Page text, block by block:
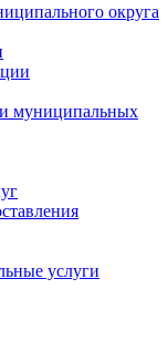
округа
и муниципальных
услуги